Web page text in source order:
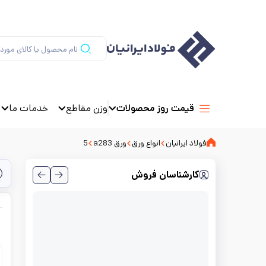
قیمت روز محصولات وزن مقاطع خدمات ما
فولاد ایرانیان انواع ورق ورق a283 5
کارشناسان فروش